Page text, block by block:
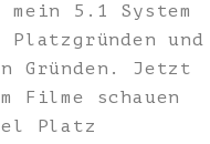
mein 5.1 System
Platzgründen und
Gründen. Jetzt
Filme schauen
Platz